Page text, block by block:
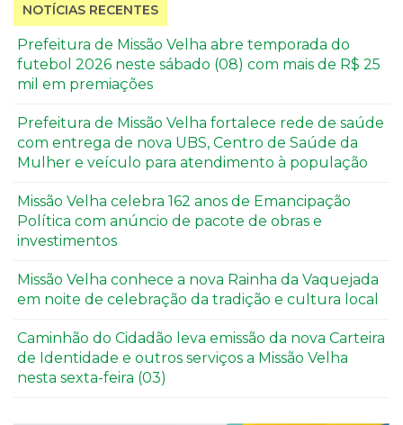
NOTÍCIAS RECENTES
Prefeitura de Missão Velha abre temporada do
futebol 2026 neste sábado (08) com mais de R$ 25
mil em premiações
Prefeitura de Missão Velha fortalece rede de saúde
com entrega de nova UBS, Centro de Saúde da
Mulher e veículo para atendimento à população
Missão Velha celebra 162 anos de Emancipação
Política com anúncio de pacote de obras e
investimentos
Missão Velha conhece a nova Rainha da Vaquejada
em noite de celebração da tradição e cultura local
Caminhão do Cidadão leva emissão da nova Carteira
de Identidade e outros serviços a Missão Velha
nesta sexta-feira (03)